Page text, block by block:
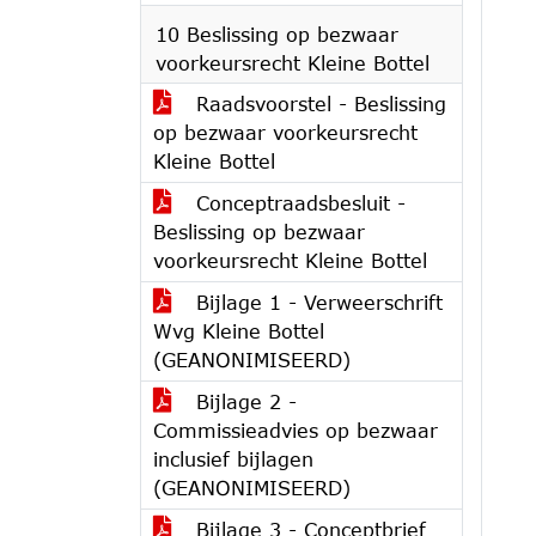
10 Beslissing op bezwaar
voorkeursrecht Kleine Bottel
Raadsvoorstel - Beslissing
op bezwaar voorkeursrecht
Kleine Bottel
Conceptraadsbesluit -
Beslissing op bezwaar
voorkeursrecht Kleine Bottel
Bijlage 1 - Verweerschrift
Wvg Kleine Bottel
(GEANONIMISEERD)
Bijlage 2 -
Commissieadvies op bezwaar
inclusief bijlagen
(GEANONIMISEERD)
Bijlage 3 - Conceptbrief